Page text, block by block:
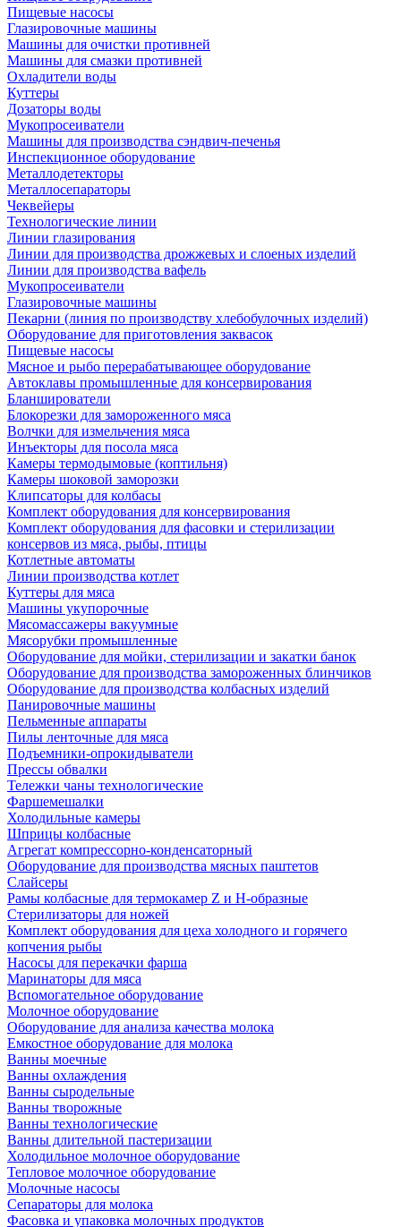
Пищевые насосы
Глазировочные машины
Машины для очистки противней
Машины для смазки противней
Охладители воды
Куттеры
Дозаторы воды
Мукопросеиватели
Машины для производства сэндвич-печенья
Инспекционное оборудование
Металлодетекторы
Металлосепараторы
Чеквейеры
Технологические линии
Линии глазирования
Линии для производства дрожжевых и слоеных изделий
Линии для производства вафель
Мукопросеиватели
Глазировочные машины
Пекарни (линия по производству хлебобулочных изделий)
Оборудование для приготовления заквасок
Пищевые насосы
Мясное и рыбо перерабатывающее оборудование
Автоклавы промышленные для консервирования
Бланширователи
Блокорезки для замороженного мяса
Волчки для измельчения мяса
Инъекторы для посола мяса
Камеры термодымовые (коптильня)
Камеры шоковой заморозки
Клипсаторы для колбасы
Комплект оборудования для консервирования
Комплект оборудования для фасовки и стерилизации
консервов из мяса, рыбы, птицы
Котлетные автоматы
Линии производства котлет
Куттеры для мяса
Машины укупорочные
Мясомассажеры вакуумные
Мясорубки промышленные
Оборудование для мойки, стерилизации и закатки банок
Оборудование для производства замороженных блинчиков
Оборудование для производства колбасных изделий
Панировочные машины
Пельменные аппараты
Пилы ленточные для мяса
Подъемники-опрокидыватели
Прессы обвалки
Тележки чаны технологические
Фаршемешалки
Холодильные камеры
Шприцы колбасные
Агрегат компрессорно-конденсаторный
Оборудование для производства мясных паштетов
Слайсеры
Рамы колбасные для термокамер Z и H-образные
Стерилизаторы для ножей
Комплект оборудования для цеха холодного и горячего
копчения рыбы
Насосы для перекачки фарша
Маринаторы для мяса
Вспомогательное оборудование
Молочное оборудование
Оборудование для анализа качества молока
Емкостное оборудование для молока
Ванны моечные
Ванны охлаждения
Ванны сыродельные
Ванны творожные
Ванны технологические
Ванны длительной пастеризации
Холодильное молочное оборудование
Тепловое молочное оборудование
Молочные насосы
Сепараторы для молока
Фасовка и упаковка молочных продуктов